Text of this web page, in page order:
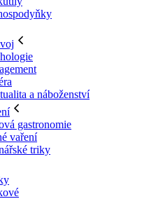
a náboženství
gastronomie
vaření
triky